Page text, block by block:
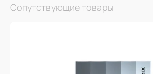
Сопутствующие товары